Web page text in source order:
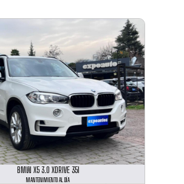
BMW X5 3.0 XDRIVE 35I
MANTENIMIENTO AL DÍA